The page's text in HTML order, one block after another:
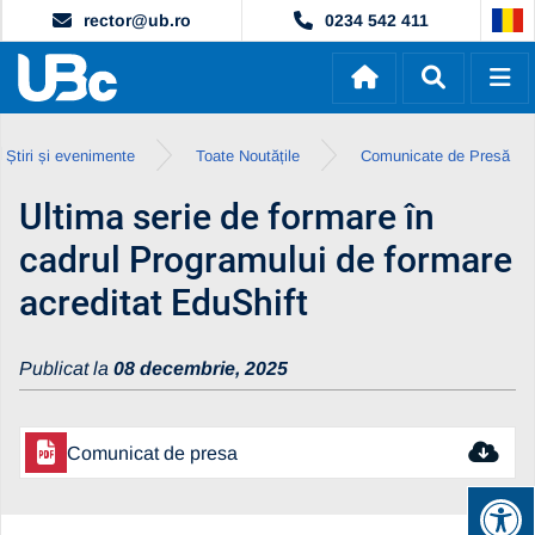
rector@ub.ro 0234 542 411
Știri și evenimente Toate Noutățile Comunicate de Presă
Ultima serie de formare în
cadrul Programului de formare
acreditat EduShift
Publicat la 08 decembrie, 2025
Comunicat de presa